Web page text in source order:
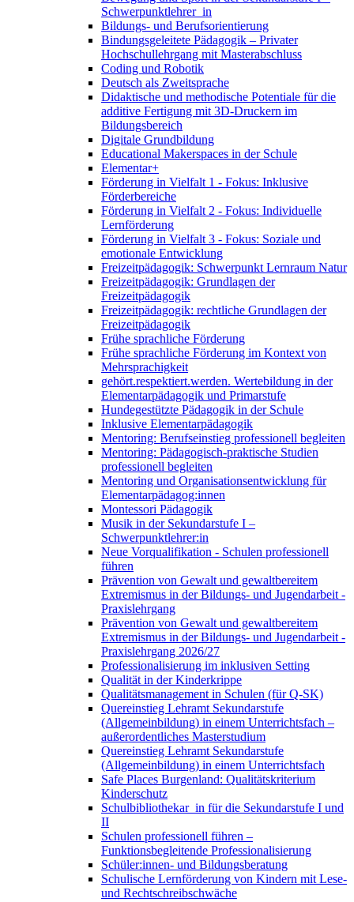
Schwerpunktlehrer_in
Bildungs- und Berufsorientierung
Bindungsgeleitete Pädagogik – Privater
Hochschullehrgang mit Masterabschluss
Coding und Robotik
Deutsch als Zweitsprache
Didaktische und methodische Potentiale für die
additive Fertigung mit 3D-Druckern im
Bildungsbereich
Digitale Grundbildung
Educational Makerspaces in der Schule
Elementar+
Förderung in Vielfalt 1 - Fokus: Inklusive
Förderbereiche
Förderung in Vielfalt 2 - Fokus: Individuelle
Lernförderung
Förderung in Vielfalt 3 - Fokus: Soziale und
emotionale Entwicklung
Freizeitpädagogik: Schwerpunkt Lernraum Natur
Freizeitpädagogik: Grundlagen der
Freizeitpädagogik
Freizeitpädagogik: rechtliche Grundlagen der
Freizeitpädagogik
Frühe sprachliche Förderung
Frühe sprachliche Förderung im Kontext von
Mehrsprachigkeit
gehört.respektiert.werden. Wertebildung in der
Elementarpädagogik und Primarstufe
Hundegestützte Pädagogik in der Schule
Inklusive Elementarpädagogik
Mentoring: Berufseinstieg professionell begleiten
Mentoring: Pädagogisch-praktische Studien
professionell begleiten
Mentoring und Organisationsentwicklung für
Elementarpädagog:innen
Montessori Pädagogik
Musik in der Sekundarstufe I –
Schwerpunktlehrer:in
Neue Vorqualifikation - Schulen professionell
führen
Prävention von Gewalt und gewaltbereitem
Extremismus in der Bildungs- und Jugendarbeit -
Praxislehrgang
Prävention von Gewalt und gewaltbereitem
Extremismus in der Bildungs- und Jugendarbeit -
Praxislehrgang 2026/27
Professionalisierung im inklusiven Setting
Qualität in der Kinderkrippe
Qualitätsmanagement in Schulen (für Q-SK)
Quereinstieg Lehramt Sekundarstufe
(Allgemeinbildung) in einem Unterrichtsfach –
außerordentliches Masterstudium
Quereinstieg Lehramt Sekundarstufe
(Allgemeinbildung) in einem Unterrichtsfach
Safe Places Burgenland: Qualitätskriterium
Kinderschutz
Schulbibliothekar_in für die Sekundarstufe I und
II
Schulen professionell führen –
Funktionsbegleitende Professionalisierung
Schüler:innen- und Bildungsberatung
Schulische Lernförderung von Kindern mit Lese-
und Rechtschreibschwäche